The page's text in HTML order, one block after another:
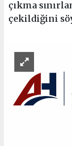
çıkma
çekildiğini